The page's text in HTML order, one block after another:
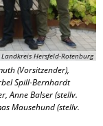
Hersfeld-Rotenburg
(Vorsitzender),
Spill-Bernhardt
Anne Balser (stellv.
Mausehund (stellv.